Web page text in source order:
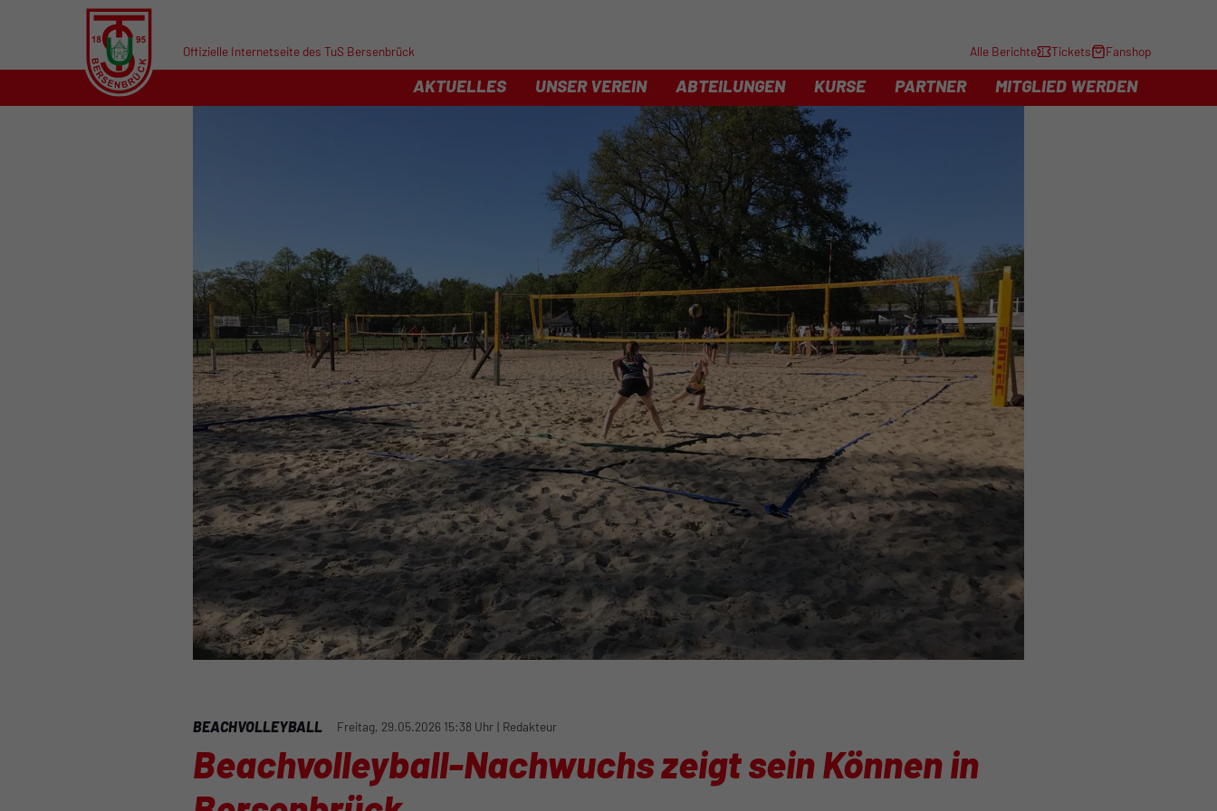
Offizielle Internetseite des TuS Bersenbrück Alle Berichte Tickets Fanshop
AKTUELLES UNSER VEREIN ABTEILUNGEN KURSE PARTNER MITGLIED WERDEN
BEACHVOLLEYBALL Freitag, 29.05.2026 15:38 Uhr | Redakteur
Beachvolleyball-Nachwuchs zeigt sein Können in